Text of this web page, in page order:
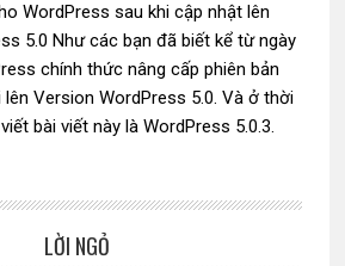
WordPress sau khi cập nhật lên
5.0 Như các bạn đã biết kể từ ngày
chính thức nâng cấp phiên bản
Version WordPress 5.0. Và ở thời
bài viết này là WordPress 5.0.3.
LỜI NGỎ